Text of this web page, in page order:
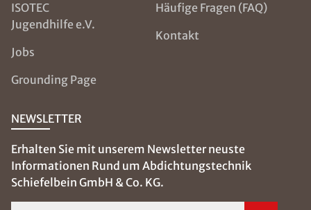
ISOTEC
Jugendhilfe e.V.
Jobs
Grounding Page
Häufige Fragen (FAQ)
Kontakt
NEWSLETTER
Erhalten Sie mit unserem Newsletter neuste
Informationen Rund um Abdichtungstechnik
Schiefelbein GmbH & Co. KG.